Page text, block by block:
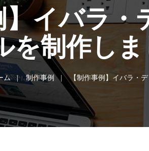
イバラ
を制作し
ム 制作事例 【制作事例】イバラ・